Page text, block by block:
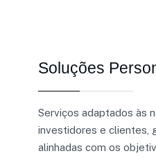
Soluções
Serviços adaptados às
investidores e clientes,
alinhadas com os